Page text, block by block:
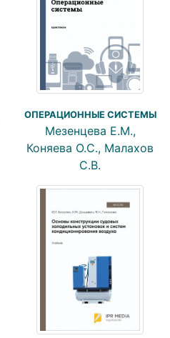
ОПЕРАЦИОННЫЕ СИСТЕМЫ
Мезенцева Е.М.,
Коняева О.С., Малахов
С.В.